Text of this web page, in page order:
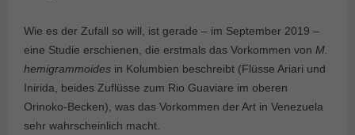
Wie es der Zufall so will, ist gerade – im September 2019 –
eine Studie erschienen, die erstmals das Vorkommen von M.
hemigrammoides in Kolumbien beschreibt (Flüsse Ariari und
Inirida, beides Zuflüsse zum Rio Guaviare im oberen
Orinoko-Becken), was das Vorkommen der Art in Venezuela
sehr wahrscheinlich macht.